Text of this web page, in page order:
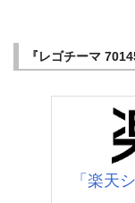
『レゴチーマ
「楽天